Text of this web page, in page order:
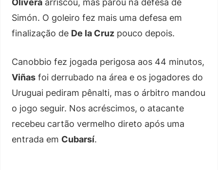
Olivera arriscou, mas parou na defesa de
Simón. O goleiro fez mais uma defesa em
finalização de De la Cruz pouco depois.
Canobbio fez jogada perigosa aos 44 minutos,
Viñas foi derrubado na área e os jogadores do
Uruguai pediram pênalti, mas o árbitro mandou
o jogo seguir. Nos acréscimos, o atacante
recebeu cartão vermelho direto após uma
entrada em Cubarsí.